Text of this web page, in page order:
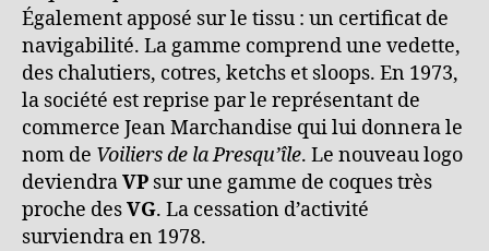
Également apposé sur le tissu : un certificat de
navigabilité. La gamme comprend une vedette,
des chalutiers, cotres, ketchs et sloops. En 1973,
la société est reprise par le représentant de
commerce Jean Marchandise qui lui donnera le
nom de Voiliers de la Presqu’île. Le nouveau logo
deviendraVP sur une gamme de coques très
proche desVG. La cessation d’activité
surviendra en 1978.